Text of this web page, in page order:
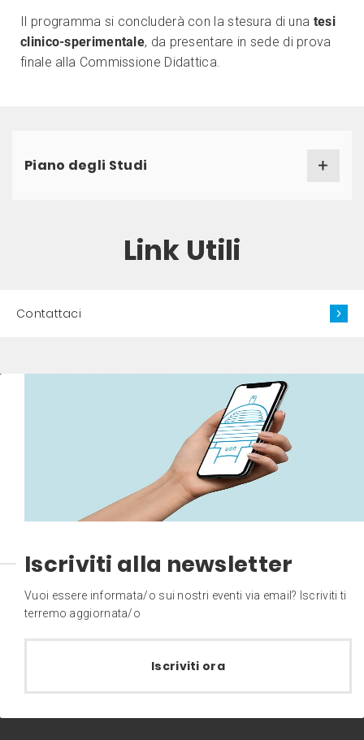
Il programma si concluderà con la stesura di una tesi
clinico-sperimentale, da presentare in sede di prova
finale alla Commissione Didattica.
Piano degli Studi
Link Utili
Contattaci
Iscriviti alla newsletter
Vuoi essere informata/o sui nostri eventi via email? Iscriviti ti
terremo aggiornata/o
Iscriviti ora